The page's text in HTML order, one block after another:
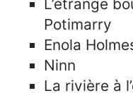
L’étrange
Potimarry
Enola
Ninn
La rivière à